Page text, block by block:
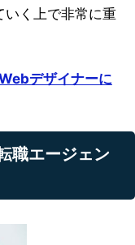
いく上で非常に重
デザイナーに
職エージェン